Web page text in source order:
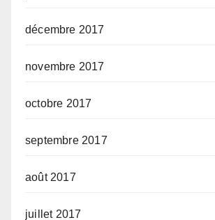
décembre 2017
novembre 2017
octobre 2017
septembre 2017
août 2017
juillet 2017